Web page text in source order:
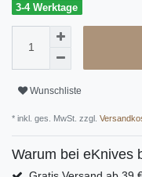
3-4 Werktage
Wunschliste
* inkl. ges. MwSt. zzgl.
Warum bei eKnives